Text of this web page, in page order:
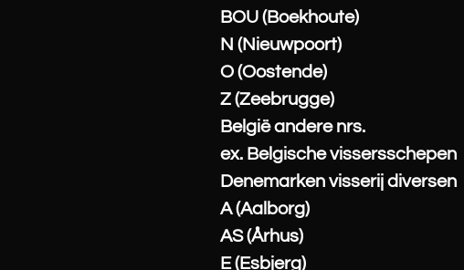
BOU (Boekhoute)
N (Nieuwpoort)
O (Oostende)
Z (Zeebrugge)
België andere nrs.
ex. Belgische vissersschepen
Denemarken visserij diversen
A (Aalborg)
AS (Århus)
E (Esbjerg)